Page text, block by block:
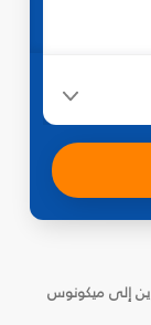
إلى ميكونوس